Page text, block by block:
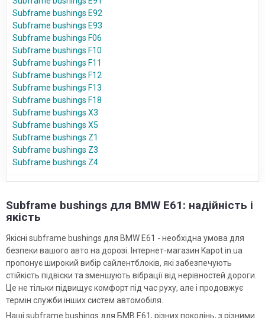
Subframe bushings E92
Subframe bushings E93
Subframe bushings F06
Subframe bushings F10
Subframe bushings F11
Subframe bushings F12
Subframe bushings F13
Subframe bushings F18
Subframe bushings X3
Subframe bushings X5
Subframe bushings Z1
Subframe bushings Z3
Subframe bushings Z4
Subframe bushings для BMW E61: надійність і
якість
Якісні subframe bushings для BMW E61 - необхідна умова для
безпеки вашого авто на дорозі. Інтернет-магазин Kapot.in.ua
пропонує широкий вибір сайлентблоків, які забезпечують
стійкість підвіски та зменшують вібрації від нерівностей дороги.
Це не тільки підвищує комфорт під час руху, але і продовжує
термін служби інших систем автомобіля.
Наші subframe bushings для БМВ Е61, різних поколінь, з різними